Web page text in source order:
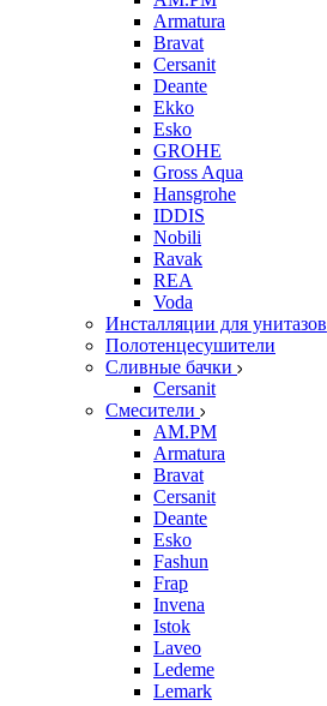
Armatura
Bravat
Cersanit
Deante
Ekko
Esko
GROHE
Gross Aqua
Hansgrohe
IDDIS
Nobili
Ravak
REA
Voda
Инсталляции для унитазов
Полотенцесушители
Сливные бачки
Cersanit
Смесители
AM.PM
Armatura
Bravat
Cersanit
Deante
Esko
Fashun
Frap
Invena
Istok
Laveo
Ledeme
Lemark